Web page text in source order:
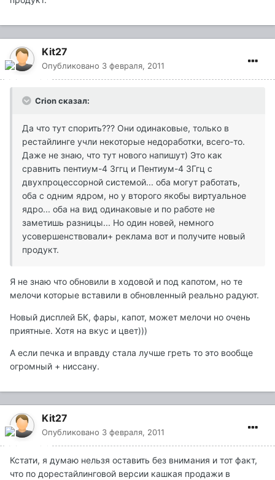
Kit27
Опубликовано 3 февраля, 2011
Crion сказал:
Да что тут спорить??? Они одинаковые, только в
рестайлинге учли некоторые недоработки, всего-то.
Даже не знаю, что тут нового напишут) Это как
сравнить пентиум-4 3ггц и Пентиум-4 3Ггц с
двухпроцессорной системой... оба могут работать,
оба с одним ядром, но у второго якобы виртуальное
ядро... оба на вид одинаковые и по работе не
заметишь разницы... Но один новей, немного
усовершенствовали+ реклама вот и получите новый
продукт.
Я не знаю что обновили в ходовой и под капотом, но те
мелочи которые вставили в обновленный реально радуют.
Новый дисплей БК, фары, капот, может мелочи но очень
приятные. Хотя на вкус и цвет)))
А если печка и вправду стала лучше греть то это вообще
огромный + ниссану.
Kit27
Опубликовано 3 февраля, 2011
Кстати, я думаю нельзя оставить без внимания и тот факт,
что по дорестайлинговой версии кашкая продажи в